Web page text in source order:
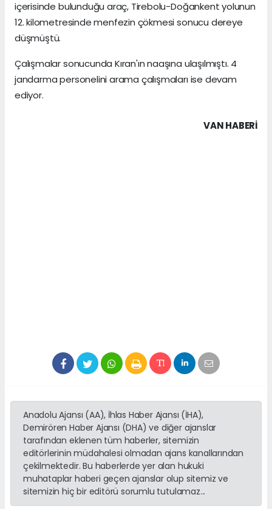
içerisinde bulunduğu araç, Tirebolu-Doğankent yolunun
12. kilometresinde menfezin çökmesi sonucu dereye
düşmüştü.
Çalışmalar sonucunda Kıran'ın naaşına ulaşılmıştı. 4
jandarma personelini arama çalışmaları ise devam
ediyor.
VAN HABERİ
Anadolu Ajansı (AA), İhlas Haber Ajansı (İHA),
Demirören Haber Ajansı (DHA) ve diğer ajanslar
tarafından eklenen tüm haberler, sitemizin
editörlerinin müdahalesi olmadan ajans kanallarından
çekilmektedir. Bu haberlerde yer alan hukuki
muhataplar haberi geçen ajanslar olup sitemiz ve
sitemizin hiç bir editörü sorumlu tutulamaz...